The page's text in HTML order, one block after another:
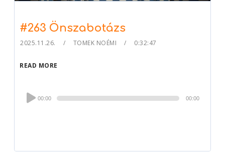
#263 Önszabotázs
2025.11.26. TOMEK NOÉMI 0:32:47
READ MORE
Audio
Player
00:00 00:00